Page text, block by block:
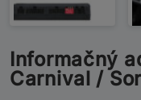
Informačný
Carnival /